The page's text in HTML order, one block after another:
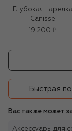
Глубокая
Canisse
19 200 ₽
Быстрая
Вас также может
Аксессуары для